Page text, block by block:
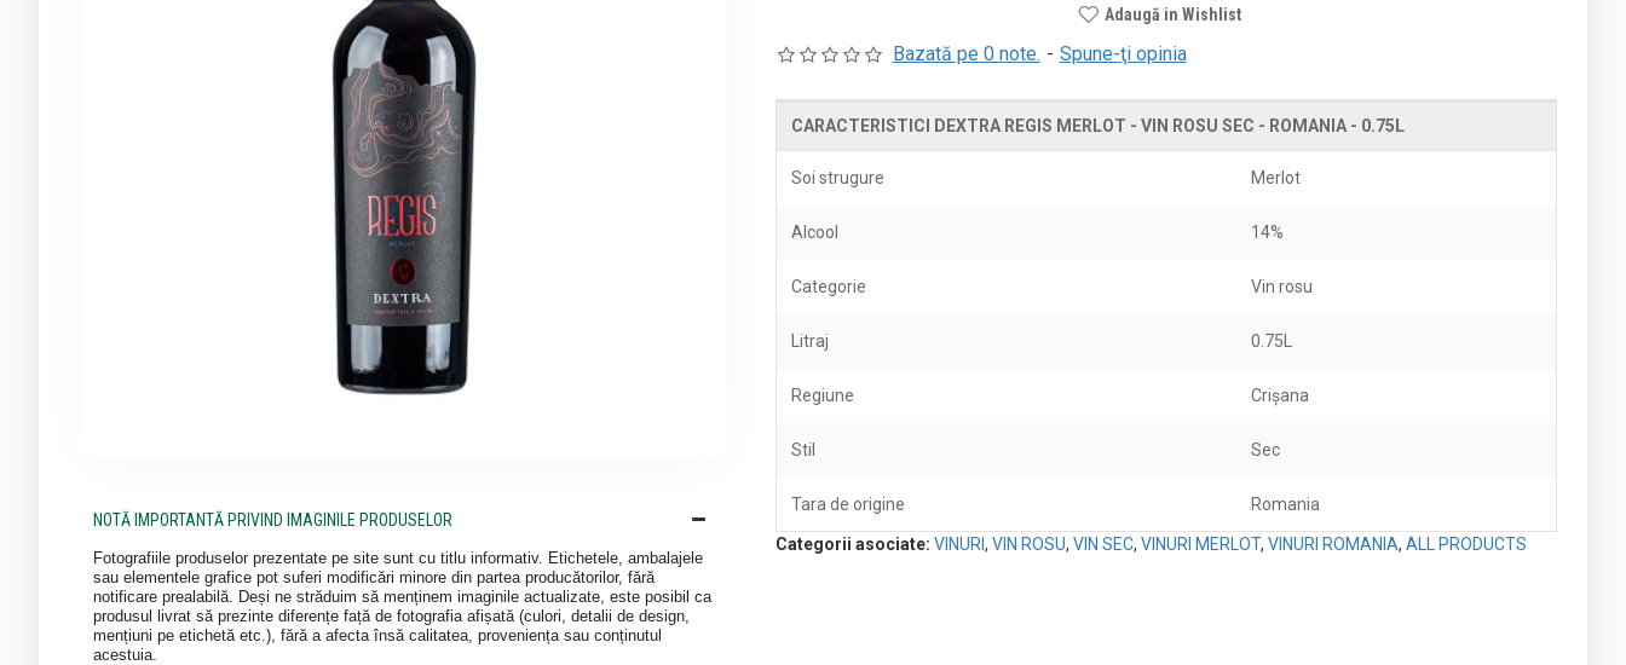
NOTĂ IMPORTANTĂ PRIVIND IMAGINILE PRODUSELOR
Fotografiile produselor prezentate pe site sunt cu titlu informativ. Etichetele, ambalajele
sau elementele grafice pot suferi modificări minore din partea producătorilor, fără
notificare prealabilă. Deși ne străduim să menținem imaginile actualizate, este posibil ca
produsul livrat să prezinte diferențe față de fotografia afișată (culori, detalii de design,
mențiuni pe etichetă etc.), fără a afecta însă calitatea, proveniența sau conținutul
acestuia.
Bazată pe 0 note. - Spune-ţi opinia
Adaugă in Wishlist
CARACTERISTICI DEXTRA REGIS MERLOT - VIN ROSU SEC - ROMANIA - 0.75L
Soi strugure Merlot
Alcool 14%
Categorie Vin rosu
Litraj 0.75L
Regiune Crișana
Stil Sec
Tara de origine Romania
Categorii asociate: VINURI , VIN ROSU, VIN SEC, VINURI MERLOT, VINURI ROMANIA, ALL PRODUCTS